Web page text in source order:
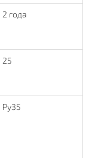
2 года
25
Ру35